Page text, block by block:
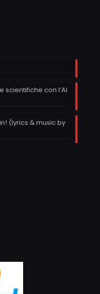
scientifiche con l’AI
(lyrics & music by